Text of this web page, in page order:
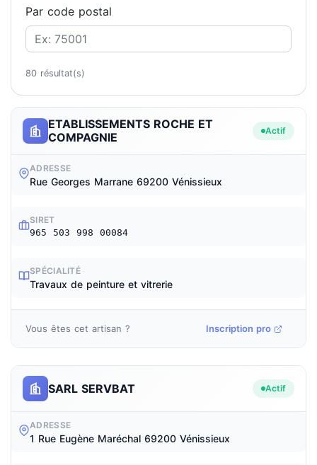
ETABLISSEMENTS ROCHE ET
COMPAGNIE
Actif
ADRESSE
Rue Georges Marrane 69200 Vénissieux
SIRET
965 503 998 00084
SPÉCIALITÉ
Travaux de peinture et vitrerie
Vous êtes cet artisan ? Inscription pro
SARL SERVBAT Actif
ADRESSE
1 Rue Eugène Maréchal 69200 Vénissieux
Par code postal
80 résultat(s)